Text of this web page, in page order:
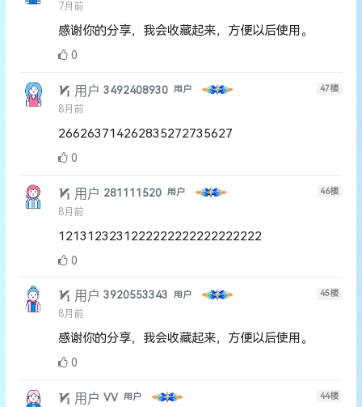
7月前
感谢你的分享，我会收藏起来，方便以后使用。
0
用户3492408930 用户
8月前
47楼
266263714262835272735627
0
用户 281111520 用户
8月前
46楼
1213123231222222222222222222
0
用户3920553343 用户
8月前
45楼
感谢你的分享，我会收藏起来，方便以后使用。
0
用户VV 用户 44楼